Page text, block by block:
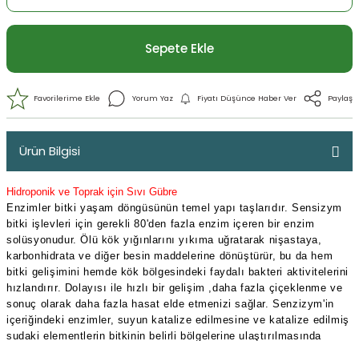
Sepete Ekle
Yorum Yaz Fiyatı Düşünce Haber
Ürün Bilgisi
Hidroponik ve Toprak için Sıvı Gübre
Enzimler bitki yaşam döngüsünün temel yapı taşlarıdır. Sensizym
bitki işlevleri için gerekli 80'den fazla enzim içeren bir enzim
solüsyonudur. Ölü kök yığınlarını yıkıma uğratarak nişastaya,
karbonhidrata ve diğer besin maddelerine dönüştürür, bu da hem
bitki gelişimini hemde kök bölgesindeki faydalı bakteri aktivitelerini
hızlandırır. Dolayısı ile hızlı bir gelişim ,daha fazla çiçeklenme ve
sonuç olarak daha fazla hasat elde etmenizi sağlar. Senzizym'in
içeriğindeki enzimler, suyun katalize edilmesine ve katalize edilmiş
sudaki elementlerin bitkinin belirli bölgelerine ulaştırılmasında